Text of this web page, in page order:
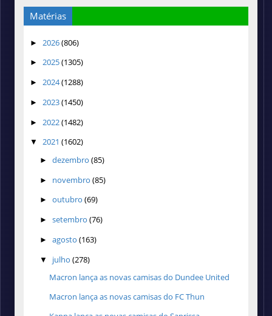
Matérias
► 2026(806)
► 2025(1305)
► 2024(1288)
► 2023(1450)
► 2022(1482)
▼ 2021 (1602)
► dezembro (85)
► novembro (85)
► outubro (69)
► setembro (76)
► agosto (163)
▼ julho (278)
Macron lança as novas camisas do Dundee United
Macron lança as novas camisas do FC Thun